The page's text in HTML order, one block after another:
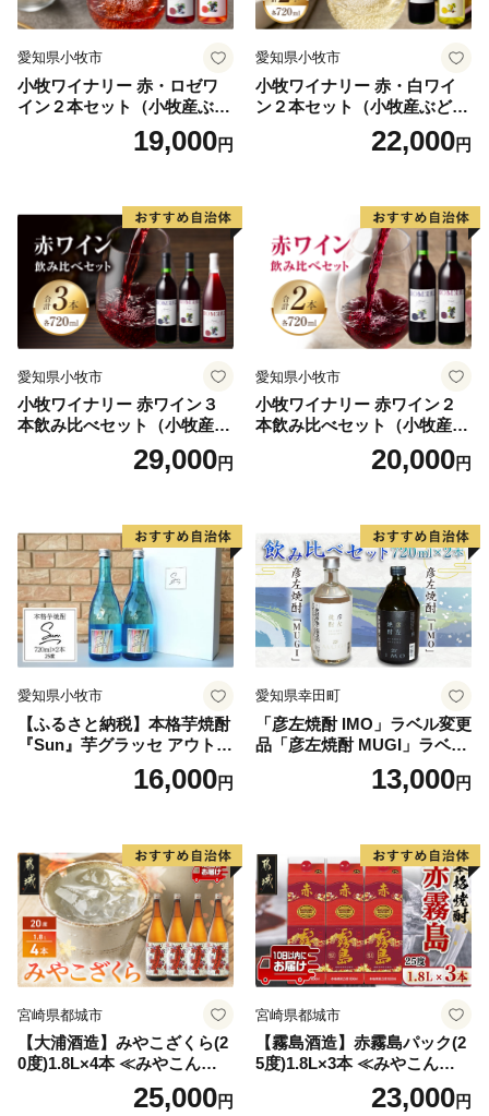
愛知県小牧市
小牧ワイナリー 赤・ロゼワ
イン２本セット（小牧産ぶど
19,000円
愛知県小牧市
小牧ワイナリー 赤・白ワイ
ン２本セット（小牧産ぶどう
22,000円
愛知県小牧市
小牧ワイナリー 赤ワイン３
本飲み比べセット（小牧産ぶ
どう100％使用）29,000円
愛知県小牧市
小牧ワイナリー 赤ワイン２
本飲み比べセット（小牧産ぶ
どう100％使用）20,000円
愛知県小牧市
【ふるさと納税】本格芋焼酎
『Sun』芋グラッセ アウトド
ア ソロキャンプ ベランピン
グ 巣ごもり 就労支援16,000円
愛知県幸田町
「彦左焼酎 IMO」ラベル変更
品「彦左焼酎 MUGI」ラベル
変更品 飲み比べ セット 合計
2本 720ml×各1本 25度 焼酎
13,000円
宮崎県都城市
【大浦酒造】みやこざくら(2
0度)1.8L×4本 ≪みやこんじょ
特急便≫_AD-077125,000円
宮崎県都城市
【霧島酒造】赤霧島パック(2
5度)1.8L×3本 ≪みやこんじょ
特急便≫_23-07-K03P-1800-3
23,000円